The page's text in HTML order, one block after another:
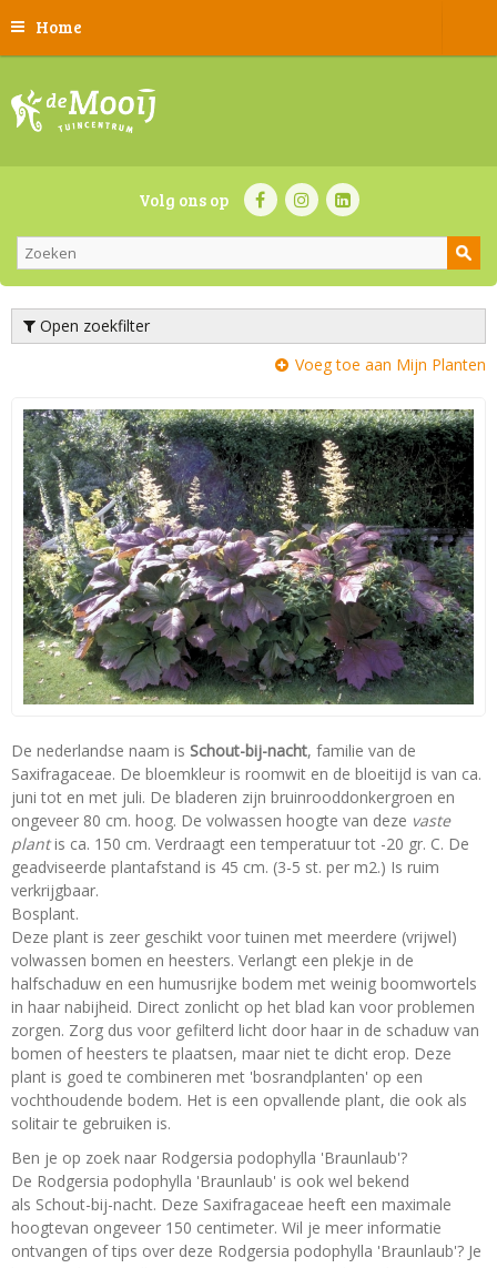
Home
Volg ons op
Open zoekfilter
Voeg toe aan Mijn Planten
De nederlandse naam is Schout-bij-nacht, familie van de
Saxifragaceae. De bloemkleur is roomwit en de bloeitijd is van ca.
juni tot en met juli. De bladeren zijn bruinrooddonkergroen en
ongeveer 80 cm. hoog. De volwassen hoogte van deze vaste
plantis ca. 150 cm. Verdraagt een temperatuur tot -20 gr. C. De
geadviseerde plantafstand is 45 cm. (3-5 st. per m2.) Is ruim
verkrijgbaar.
Bosplant.
Deze plant is zeer geschikt voor tuinen met meerdere (vrijwel)
volwassen bomen en heesters. Verlangt een plekje in de
halfschaduw en een humusrijke bodem met weinig boomwortels
in haar nabijheid. Direct zonlicht op het blad kan voor problemen
zorgen. Zorg dus voor gefilterd licht door haar in de schaduw van
bomen of heesters te plaatsen, maar niet te dicht erop. Deze
plant is goed te combineren met 'bosrandplanten' op een
vochthoudende bodem. Het is een opvallende plant, die ook als
solitair te gebruiken is.
Ben je op zoek naar Rodgersia podophylla 'Braunlaub'?
De Rodgersia podophylla 'Braunlaub' is ook wel bekend
als Schout-bij-nacht. Deze Saxifragaceae heeft een maximale
hoogtevan ongeveer 150 centimeter. Wil je meer informatie
ontvangen of tips over deze Rodgersia podophylla 'Braunlaub'? Je